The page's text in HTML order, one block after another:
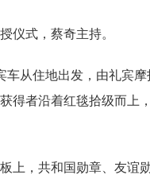
仪式，蔡奇主持。
从住地出发，由礼宾
得者沿着红毯拾级而
上，共和国勋章、友